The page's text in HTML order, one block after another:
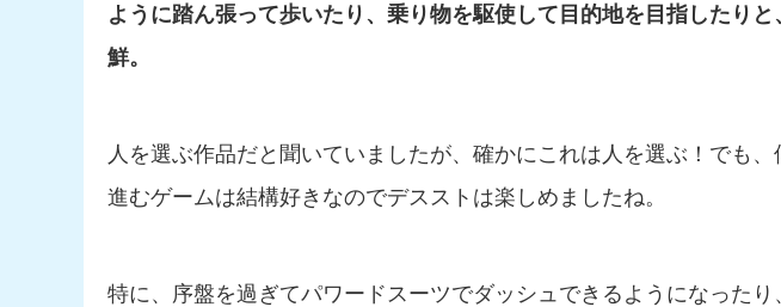
ように踏ん張って歩いたり、乗り物を駆使して目的地を目指したり
鮮。
人を選ぶ作品だと聞いていましたが、確かにこれは人を選ぶ！でも
進むゲームは結構好きなのでデスストは楽しめましたね。
特に、序盤を過ぎてパワードスーツでダッシュできるようになったり